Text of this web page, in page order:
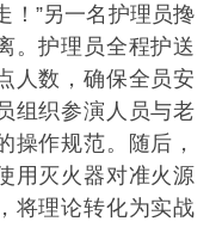
！”另一名护理员搀
。护理员全程护送
人数，确保全员安
组织参演人员与老
操作规范。随后，
用灭火器对准火源
将理论转化为实战